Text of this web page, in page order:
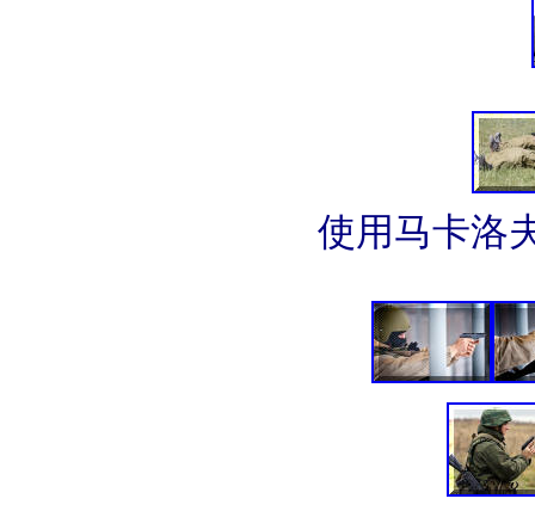
使用马卡洛